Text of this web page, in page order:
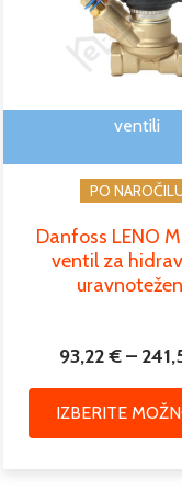
ventili
PO
Danfoss LENO
ventil za
93,22€–
IZBERITE